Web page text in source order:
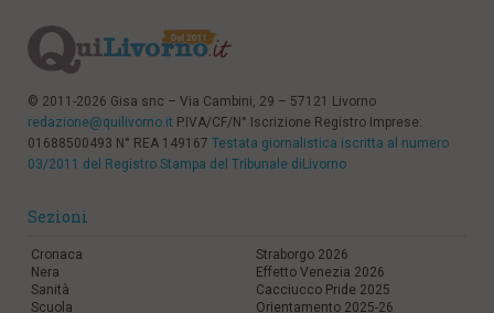
© 2011-2026 Gisa snc – Via Cambini, 29 – 57121 Livorno
redazione@quilivorno.it P.IVA/CF/N° Iscrizione Registro Imprese:
01688500493 N° REA 149167 Testata giornalistica iscritta al numero
03/2011 del Registro Stampa del Tribunale diLivorno
Sezioni
Cronaca
Nera
Sanità
Scuola
Straborgo 2026
Effetto Venezia 2026
Cacciucco Pride 2025
Orientamento 2025-26